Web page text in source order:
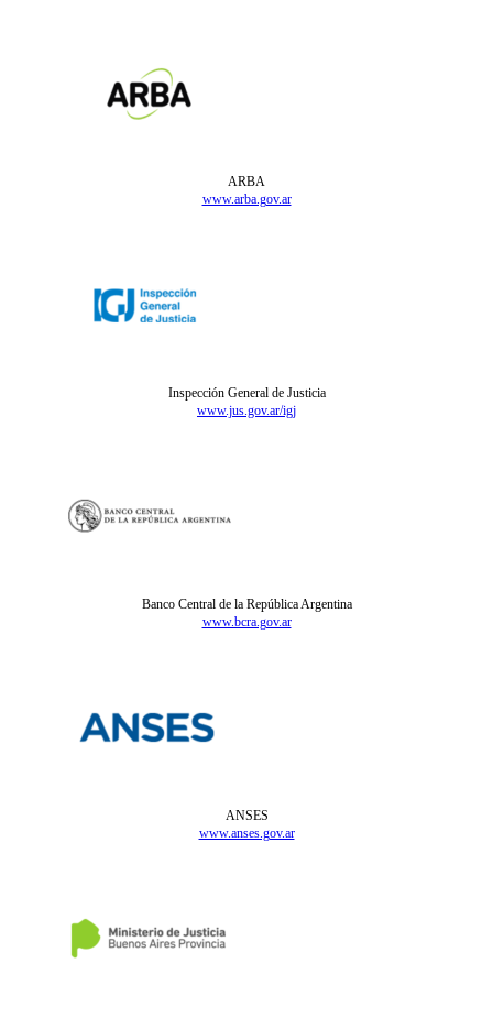
ARBA
www.arba.gov.ar
Inspección General de Justicia
www.jus.gov.ar/igj
Banco Central de la República Argentina
www.bcra.gov.ar
ANSES
www.anses.gov.ar